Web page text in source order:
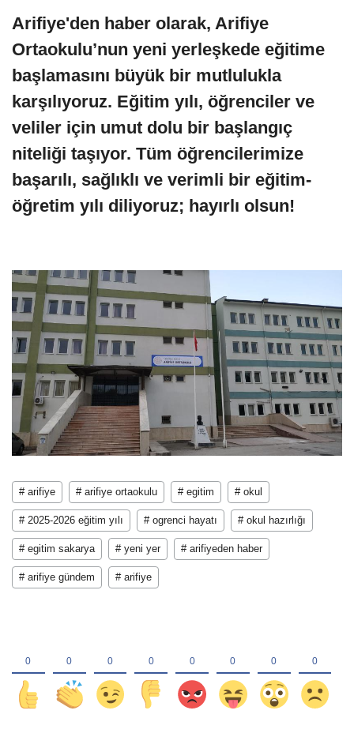
Arifiye'den haber olarak, Arifiye
Ortaokulu’nun yeni yerleşkede eğitime
başlamasını büyük bir mutlulukla
karşılıyoruz. Eğitim yılı, öğrenciler ve
veliler için umut dolu bir başlangıç
niteliği taşıyor. Tüm öğrencilerimize
başarılı, sağlıklı ve verimli bir eğitim-
öğretim yılı diliyoruz; hayırlı olsun!
# arifiye # arifiye ortaokulu # egitim # okul
# 2025-2026 eğitim yılı # ogrenci hayatı # okul hazırlığı
# egitim sakarya # yeni yer # arifiyeden haber
# arifiye gündem # arifiye